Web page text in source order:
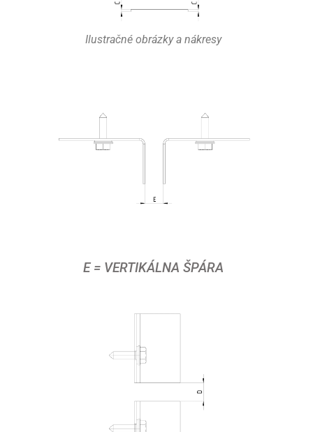
Ilustračné obrázky a nákresy
E = VERTIKÁLNA ŠPÁRA